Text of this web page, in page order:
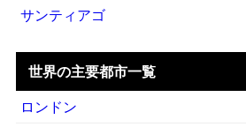
サンティアゴ
世界の主要都市一覧
ロンドン